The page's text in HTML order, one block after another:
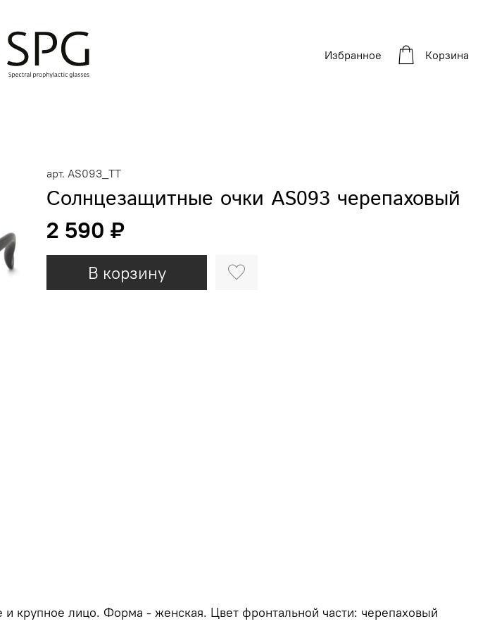
Избранное Корзина
арт. AS093_TT
Солнцезащитные очки AS093 черепаховый
2 590 ₽
В корзину
крупное лицо. Форма - женская. Цвет фронтальной части: черепаховый